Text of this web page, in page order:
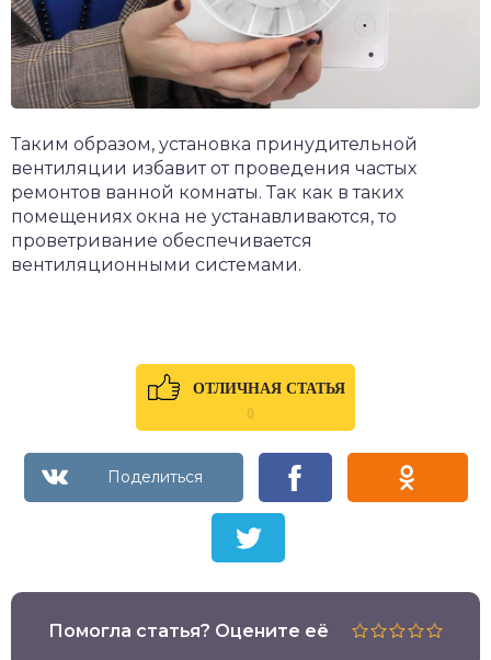
Таким образом, установка принудительной
вентиляции избавит от проведения частых
ремонтов ванной комнаты. Так как в таких
помещениях окна не устанавливаются, то
проветривание обеспечивается
вентиляционными системами.
ОТЛИЧНАЯ СТАТЬЯ
0
Помогла статья? Оцените её